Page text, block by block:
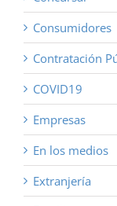
Consumidores
Contratación
COVID19
Empresas
En los medios
Extranjería